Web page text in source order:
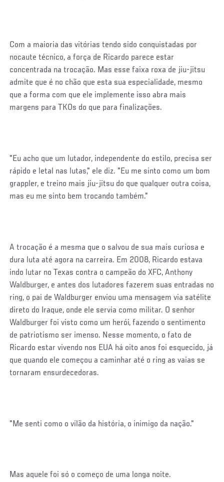
Com a maioria das vitórias tendo sido conquistadas por
nocaute técnico, a força de Ricardo parece estar
concentrada na trocação. Mas esse faixa roxa de jiu-jitsu
admite que é no chão que esta sua especialidade, mesmo
que a forma com que ele implemente isso abra mais
margens para TKOs do que para finalizações.
"Eu acho que um lutador, independente do estilo, precisa ser
rápido e letal nas lutas," ele diz. "Eu me sinto como um bom
grappler, e treino mais jiu-jitsu do que qualquer outra coisa,
mas eu me sinto bem trocando também."
A trocação é a mesma que o salvou de sua mais curiosa e
dura luta até agora na carreira. Em 2008, Ricardo estava
indo lutar no Texas contra o campeão do XFC, Anthony
Waldburger, e antes dos lutadores fazerem suas entradas no
ring, o pai de Waldburger enviou uma mensagem via satélite
direto do Iraque, onde ele servia como militar. O senhor
Waldburger foi visto como um herói, fazendo o sentimento
de patriotismo ser imenso. Nesse momento, o fato de
Ricardo estar vivendo nos EUA há oito anos foi esquecido, já
que quando ele começou a caminhar até o ring as vaias se
tornaram ensurdecedoras.
"Me senti como o vilão da história, o inimigo da nação."
Mas aquele foi só o começo de uma longa noite.